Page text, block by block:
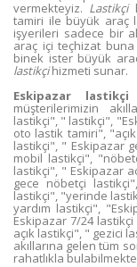
vermekteyiz. Lastikçi
tamiri ile büyük araç
işyerileri sadece bir
araç içi teçhizat buna
binek ister büyük
lastikçihizmeti sunar.
Eskipazar lastikçi
müşterilerimizin
lastikçi", " lastikçi",
oto lastik tamiri",
lastikçi", " Eskipazar
mobil lastikçi",
lastikçi", " Eskipazar
gece nöbetçi
lastikçi", "yerinde
yardım lastikçi",
Eskipazar 7/24
açık lastikçi", " gezici
akıllarına gelen tüm
rahatlıkla